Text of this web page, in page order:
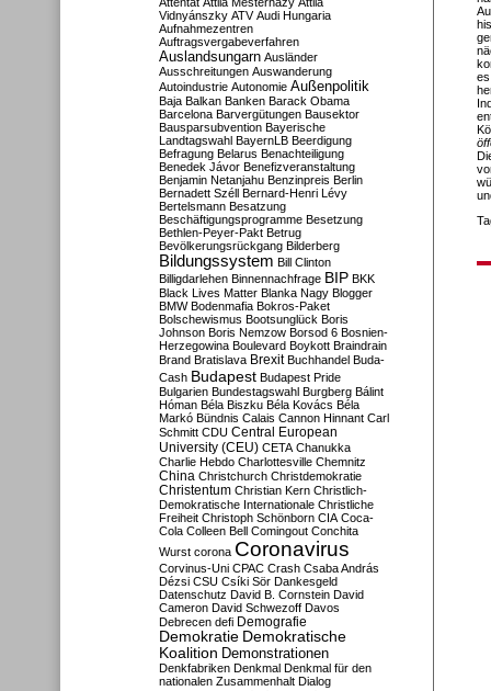
Vidnyánszky ATV Audi Hungaria
Aufnahmezentren
Auftragsvergabeverfahren
Auslandsungarn Ausländer
Ausschreitungen Auswanderung
Autoindustrie Autonomie Außenpolitik
Baja Balkan Banken Barack Obama
Barcelona Barvergütungen Bausektor
Bausparsubvention Bayerische
Landtagswahl BayernLB Beerdigung
Befragung Belarus Benachteiligung
Benedek Jávor Benefizveranstaltung
Benjamin Netanjahu Benzinpreis Berlin
Bernadett Széll Bernard-Henri Lévy
Bertelsmann Besatzung
Beschäftigungsprogramme Besetzung
Bethlen-Peyer-Pakt Betrug
Bevölkerungsrückgang Bilderberg
Bildungssystem Bill Clinton
Billigdarlehen Binnennachfrage BIP BKK
Black Lives Matter Blanka Nagy Blogger
BMW Bodenmafia Bokros-Paket
Bolschewismus Bootsunglück Boris
Johnson Boris Nemzow Borsod 6 Bosnien-
Herzegowina Boulevard Boykott Braindrain
Brand Bratislava Brexit Buchhandel Buda-
Cash Budapest Budapest Pride
Bulgarien Bundestagswahl Burgberg Bálint
Hóman Béla Biszku Béla Kovács Béla
Markó Bündnis Calais Cannon Hinnant Carl
Schmitt CDU Central European
University (CEU) CETA Chanukka
Charlie Hebdo Charlottesville Chemnitz
China Christchurch Christdemokratie
Christentum Christian Kern Christlich-
Demokratische Internationale Christliche
Freiheit Christoph Schönborn CIA Coca-
Cola Colleen Bell Comingout Conchita
Wurst corona Coronavirus
Corvinus-Uni CPAC Crash Csaba András
Dézsi CSU Csíki Sör Dankesgeld
Datenschutz David B. Cornstein David
Cameron David Schwezoff Davos
Debrecen defi Demografie
Demokratie Demokratische
Koalition Demonstrationen
Denkfabriken Denkmal Denkmal für den
nationalen Zusammenhalt Dialog